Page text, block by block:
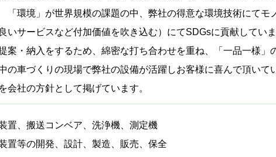
環境」が世界規模の課題の中、弊社の得意な環境技術にてモ
いサービスなど付加価値を吹き込む）にてSDGsに貢献してい
案・納入をするため、綿密な打ち合わせを重ね、「一品一様」
の車づくりの現場で弊社の設備が活躍しお客様に喜んで頂いて
会社の方針として掲げています。
置、搬送コンベア、洗浄機、測定機
置等の開発、設計、製造、販売、保全